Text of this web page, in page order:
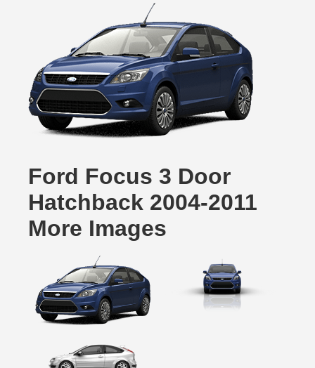
Ford Focus 3 Door
Hatchback 2004-2011
More Images